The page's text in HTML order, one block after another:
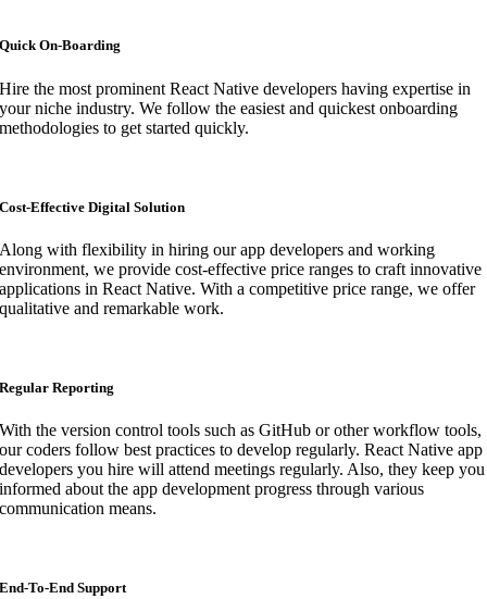
Quick On-Boarding
Hire the most prominent React Native developers having expertise in
your niche industry. We follow the easiest and quickest onboarding
methodologies to get started quickly.
Cost-Effective Digital Solution
Along with flexibility in hiring our app developers and working
environment, we provide cost-effective price ranges to craft innovative
applications in React Native. With a competitive price range, we offer
qualitative and remarkable work.
Regular Reporting
With the version control tools such as GitHub or other workflow tools,
our coders follow best practices to develop regularly. React Native app
developers you hire will attend meetings regularly. Also, they keep you
informed about the app development progress through various
communication means.
End-To-End Support